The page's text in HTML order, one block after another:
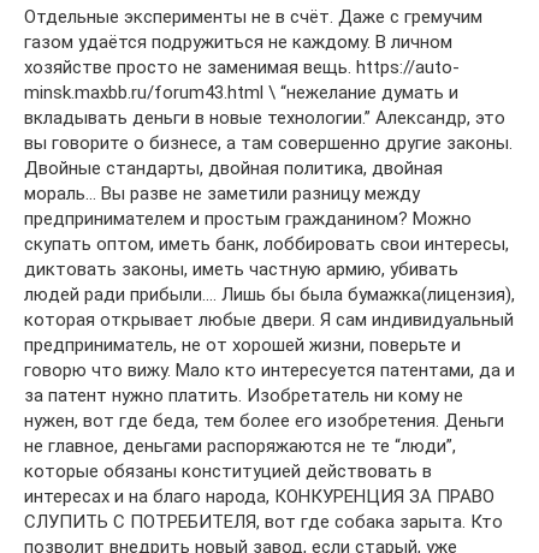
Отдельные эксперименты не в счёт. Даже с гремучим
газом удаётся подружиться не каждому. В личном
хозяйстве просто не заменимая вещь. https://auto-
minsk.maxbb.ru/forum43.html \ “нежелание думать и
вкладывать деньги в новые технологии.” Александр, это
вы говорите о бизнесе, а там совершенно другие законы.
Двойные стандарты, двойная политика, двойная
мораль… Вы разве не заметили разницу между
предпринимателем и простым гражданином? Можно
скупать оптом, иметь банк, лоббировать свои интересы,
диктовать законы, иметь частную армию, убивать
людей ради прибыли…. Лишь бы была бумажка(лицензия),
которая открывает любые двери. Я сам индивидуальный
предприниматель, не от хорошей жизни, поверьте и
говорю что вижу. Мало кто интересуется патентами, да и
за патент нужно платить. Изобретатель ни кому не
нужен, вот где беда, тем более его изобретения. Деньги
не главное, деньгами распоряжаются не те “люди”,
которые обязаны конституцией действовать в
интересах и на благо народа, КОНКУРЕНЦИЯ ЗА ПРАВО
СЛУПИТЬ С ПОТРЕБИТЕЛЯ, вот где собака зарыта. Кто
позволит внедрить новый завод, если старый, уже